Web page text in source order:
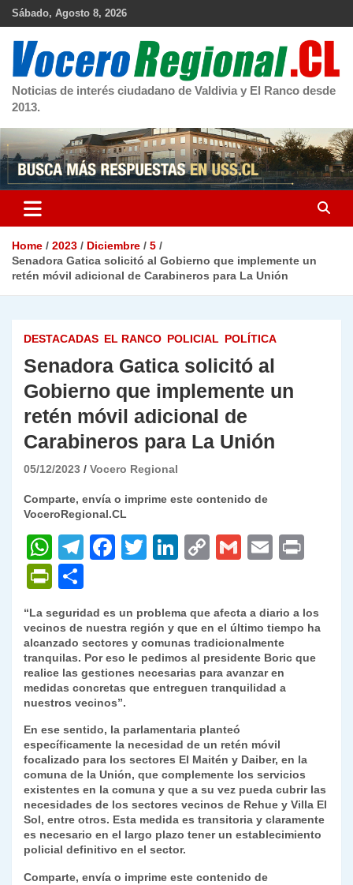
Skip
Sábado, Agosto 8, 2026
Noticias de interés ciudadano de Valdivia y El Ranco desde
2013.
Home 2023 Diciembre
5
Senadora Gatica solicitó al Gobierno que implemente un
retén móvil adicional de Carabineros para La Unión
DESTACADAS EL RANCO POLICIAL POLÍTICA
Senadora Gatica solicitó al
Gobierno que implemente un
retén móvil adicional de
Carabineros para La Unión
05/12/2023 Vocero Regional
Comparte, envía o imprime este contenido de
VoceroRegional.CL
W
h
at
s
A
p
p
T
gr
a
m
F
e
b
o
o
k
T
er
Li
e
dI
n
C
y
Li
n
k
G
l
E
l
P
nt
Fr
ie
n
dl
y
o
m
p
ar
tir
“La seguridad es un problema que afecta a diario a los
vecinos de nuestra región y que en el último tiempo ha
alcanzado sectores y comunas tradicionalmente
tranquilas. Por eso le pedimos al presidente Boric que
realice las gestiones necesarias para avanzar en
medidas concretas que entreguen tranquilidad a
nuestros vecinos”.
En ese sentido, la parlamentaria planteó
específicamente la necesidad de un retén móvil
focalizado para los sectores El Maitén y Daiber, en la
comuna de la Unión, que complemente los servicios
existentes en la comuna y que a su vez pueda cubrir las
necesidades de los sectores vecinos de Rehue y Villa El
Sol, entre otros. Esta medida es transitoria y claramente
es necesario en el largo plazo tener un establecimiento
policial definitivo en el sector.
Comparte, envía o imprime este contenido de